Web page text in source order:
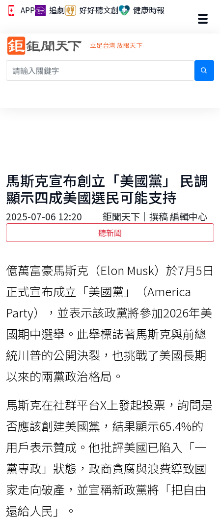
APP 追劇 好好聽文創 健康時報
立足台灣 放眼天下
馬斯克宣布創立「美國黨」 民調
顯示四成美國選民可能支持
2025-07-06 12:20 鉅聞天下｜撰稿 編輯中心
聽新聞
億萬富豪馬斯克（Elon Musk）於7月5日
正式宣布成立「美國黨」（America
Party），並表示該政黨將參加2026年美
國期中選舉。此舉標誌著馬斯克與前總
統川普的公開決裂，也挑戰了美國長期
以來的兩黨政治格局。
馬斯克在社群平台X上發起投票，詢問是
否應該創建美國黨，結果顯示65.4%的
用戶表示贊成。他批評美國已陷入「一
黨專政」狀態，政商貪腐與浪費導致國
家走向破產，並宣稱新政黨將「把自由
還給人民」。